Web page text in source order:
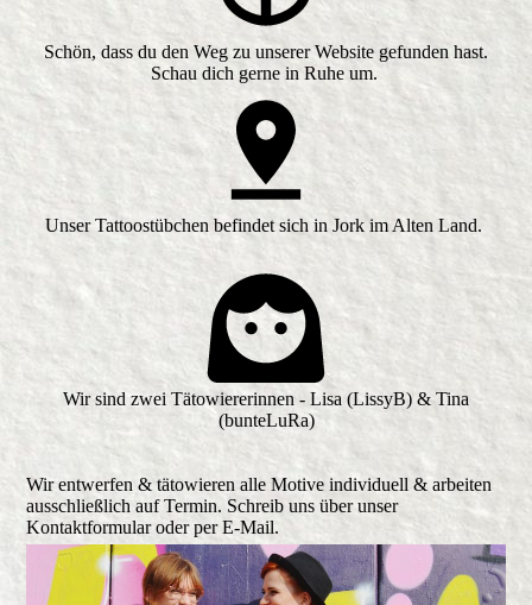
Schön, dass du den Weg zu unserer Website gefunden hast.
Schau dich gerne in Ruhe um.
Unser Tattoostübchen befindet sich in Jork im Alten Land.
Wir sind zwei Tätowiererinnen - Lisa (LissyB) & Tina
(bunteLuRa)
Wir entwerfen & tätowieren alle Motive individuell & arbeiten
ausschließlich auf Termin. Schreib uns über unser
Kontaktformular oder per E-Mail.